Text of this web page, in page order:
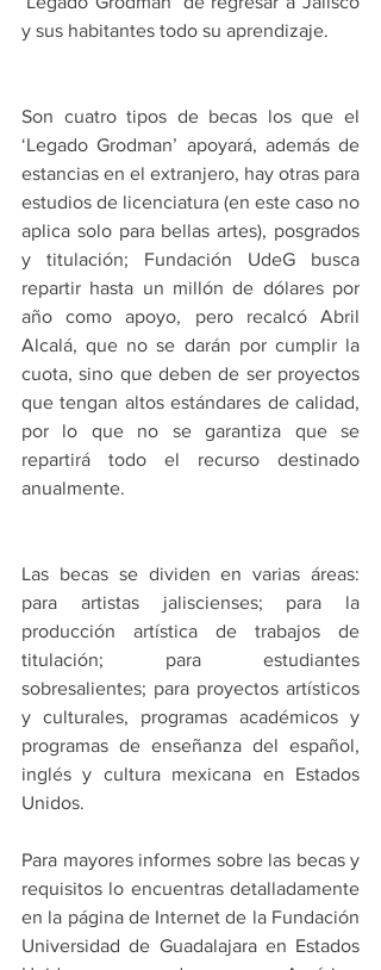
y sus habitantes todo su aprendizaje.
Son cuatro tipos de becas los que el
‘Legado Grodman’ apoyará, además de
estancias en el extranjero, hay otras para
estudios de licenciatura (en este caso no
aplica solo para bellas artes), posgrados
y titulación; Fundación UdeG busca
repartir hasta un millón de dólares por
año como apoyo, pero recalcó Abril
Alcalá, que no se darán por cumplir la
cuota, sino que deben de ser proyectos
que tengan altos estándares de calidad,
por lo que no se garantiza que se
repartirá todo el recurso destinado
anualmente.
Las becas se dividen en varias áreas:
para artistas jaliscienses; para la
producción artística de trabajos de
titulación; para estudiantes
sobresalientes; para proyectos artísticos
y culturales, programas académicos y
programas de enseñanza del español,
inglés y cultura mexicana en Estados
Unidos.
Para mayores informes sobre las becas y
requisitos lo encuentras detalladamente
en la página de Internet de la Fundación
Universidad de Guadalajara en Estados